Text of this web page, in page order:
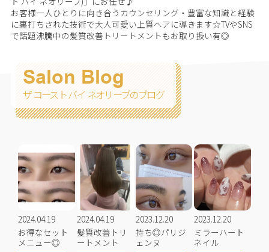
お客様一人ひとりに向き合うカウンセリング・豊富な知識と経験
に裏打ちされた技術で大人可愛い上質ヘアに導きます☆TVやSNS
で話題沸騰中の髪質改善トリートメントもお取り扱い有◎
Salon Blog
ザ コースト バイ ネオリーブのブログ
2024.04.19
お得なセット
メニュー◎
2024.04.19
髪質改善トリ
ートメント
2023.12.20
持ち◎パリジ
ェンヌ
2023.12.20
ミラーハート
ネイル